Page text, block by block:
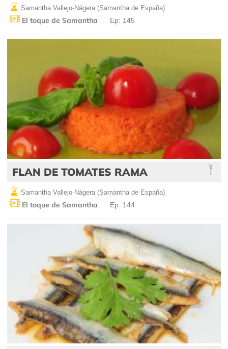
Samantha Vallejo-Nágera (Samantha de España)
El toque de Samantha Ep: 145
FLAN DE TOMATES RAMA
Samantha Vallejo-Nágera (Samantha de España)
El toque de Samantha Ep: 144